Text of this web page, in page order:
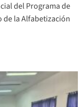
del Programa de
la Alfabetización